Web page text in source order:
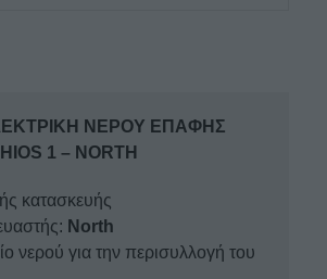
ΝΕΡΟΥ ΕΠΑΦΗΣ
1 – NORTH
κατασκευής
North
νερού για την περισυλλογή του